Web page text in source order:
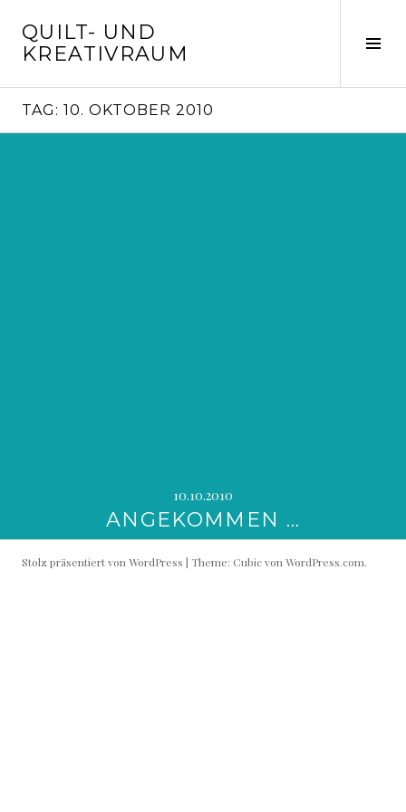
zum
Inhalt
QUILT- UND
KREATIVRAUM
TAG: 10. OKTOBER 2010
10.10.2010
ANGEKOMMEN …
Stolz präsentiert von WordPress | Theme: Cubic von WordPress.com.